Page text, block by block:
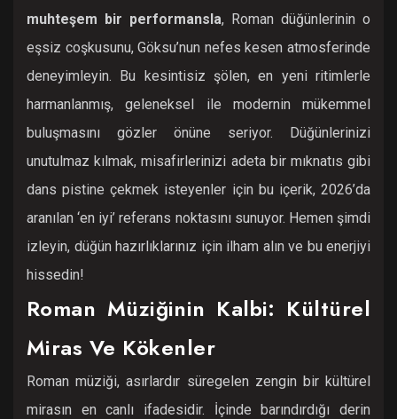
muhteşem bir performansla, Roman düğünlerinin o
eşsiz coşkusunu, Göksu’nun nefes kesen atmosferinde
deneyimleyin. Bu kesintisiz şölen, en yeni ritimlerle
harmanlanmış, geleneksel ile modernin mükemmel
buluşmasını gözler önüne seriyor. Düğünlerinizi
unutulmaz kılmak, misafirlerinizi adeta bir mıknatıs gibi
dans pistine çekmek isteyenler için bu içerik, 2026’da
aranılan ‘en iyi’ referans noktasını sunuyor. Hemen şimdi
izleyin, düğün hazırlıklarınız için ilham alın ve bu enerjiyi
hissedin!
Roman Müziğinin Kalbi: Kültürel
Miras Ve Kökenler
Roman müziği, asırlardır süregelen zengin bir kültürel
mirasın en canlı ifadesidir. İçinde barındırdığı derin